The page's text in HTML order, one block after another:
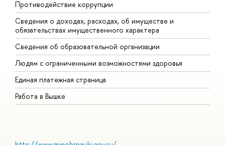
Противодействие коррупции
Сведения о доходах, расходах, об имуществе и
обязательствах имущественного характера
Сведения об образовательной организации
Людям с ограниченными возможностями здоровья
Единая платежная страница
Работа в Вышке